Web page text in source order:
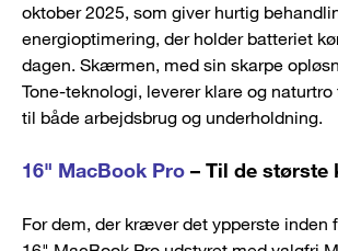
oktober 2025, som giver hurtig
energioptimering, der holder batteriet
dagen. Skærmen, med sin skarpe
Tone-teknologi, leverer klare og
til både arbejdsbrug og underholdning.
16" MacBook Pro – Til de største
For dem, der kræver det ypperste inden